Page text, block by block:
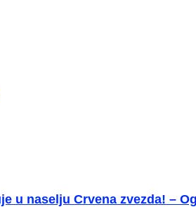
u naselju Crvena zvezda! –